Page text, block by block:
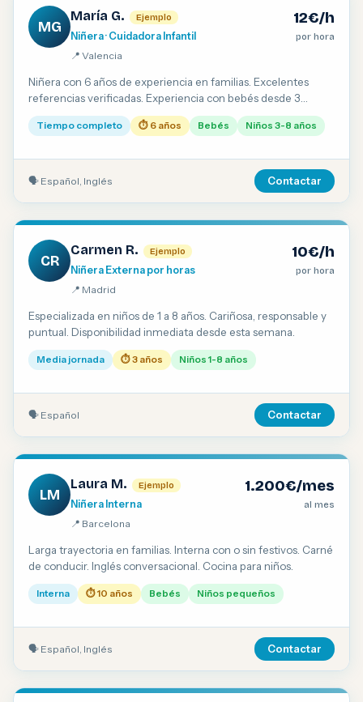
MG
María G. Ejemplo
Niñera · Cuidadora Infantil
📍 Valencia
12€/h
por hora
Niñera con 6 años de experiencia en familias. Excelentes
referencias verificadas. Experiencia con bebés desde 3
meses. Inglés conversacional.
Tiempo completo ⏱ 6 años Bebés Niños 3-8 años
🗣 Español, Inglés Contactar
CR
Carmen R. Ejemplo
Niñera Externa por horas
📍 Madrid
10€/h
por hora
Especializada en niños de 1 a 8 años. Cariñosa, responsable y
puntual. Disponibilidad inmediata desde esta semana.
Media jornada ⏱ 3 años Niños 1-8 años
🗣 Español Contactar
LM
Laura M. Ejemplo
Niñera Interna
📍 Barcelona
1.200€/mes
al mes
Larga trayectoria en familias. Interna con o sin festivos. Carné
de conducir. Inglés conversacional. Cocina para niños.
Interna ⏱ 10 años Bebés Niños pequeños
🗣 Español, Inglés Contactar